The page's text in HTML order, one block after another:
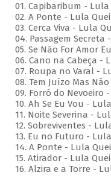
01. Capibaribum -
02. A Ponte - Lula
03. Cerca Viva - Lula
04. Passagem Secreta
05. Se Não For Amor
06. Cano na Cabeça -
07. Roupa no Varal -
08. Tem Juízo Mas
09. Forró do Nevoeiro
10. Ah Se Eu Vou -
11. Noite Severina -
12. Sobreviventes -
13. Eu no Futuro -
14. A Ponte - Lula
15. Atirador - Lula
16. Alzira e a Torre -